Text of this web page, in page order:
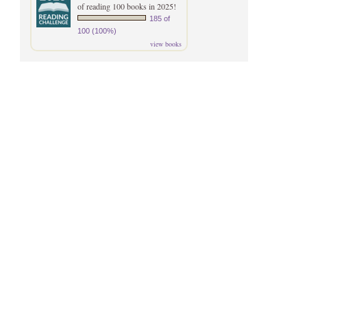
of reading 100 books in 2025!
185 of
100 (100%)
view books